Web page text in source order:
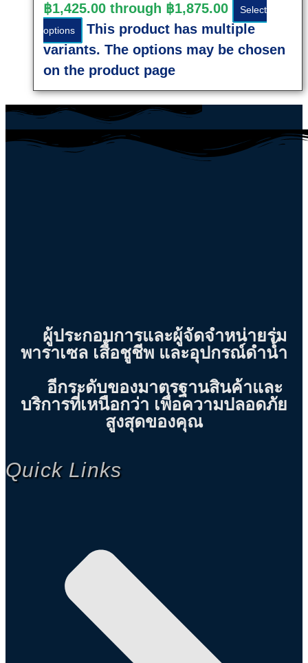
฿1,425.00 through ฿1,875.00
Select
options
This product has multiple
variants. The options may be chosen
on the product page
ผู้ประกอบการและผู้จัดจำหน่ายร่ม
พาราเซล เสื้อชูชีพ และอุปกรณ์ดำน้ำ
อีกระดับของมาตรฐานสินค้าและ
บริการที่เหนือกว่า เพื่อความปลอดภัย
สูงสุดของคุณ
Quick Links